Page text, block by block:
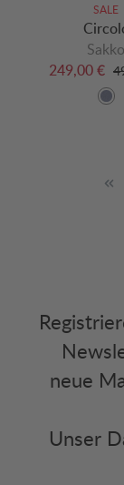
SALE
Sakko
249,00 €
neue
Unser